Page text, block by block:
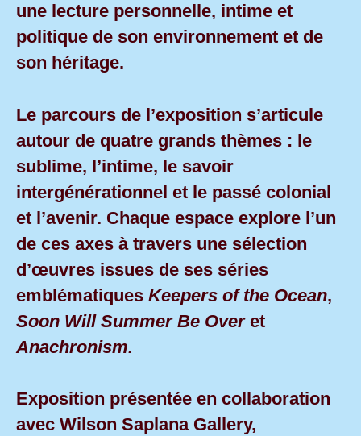
une lecture personnelle, intime et
politique de son environnement et de
son héritage.
Le parcours de l’exposition s’articule
autour de quatre grands thèmes : le
sublime, l’intime, le savoir
intergénérationnel et le passé colonial
et l’avenir. Chaque espace explore l’un
de ces axes à travers une sélection
d’œuvres issues de ses séries
emblématiques Keepers of the Ocean,
Soon Will Summer Be Overet
Anachronism.
Exposition présentée en collaboration
avec Wilson Saplana Gallery,